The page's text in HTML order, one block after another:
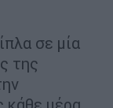
σε μία
της